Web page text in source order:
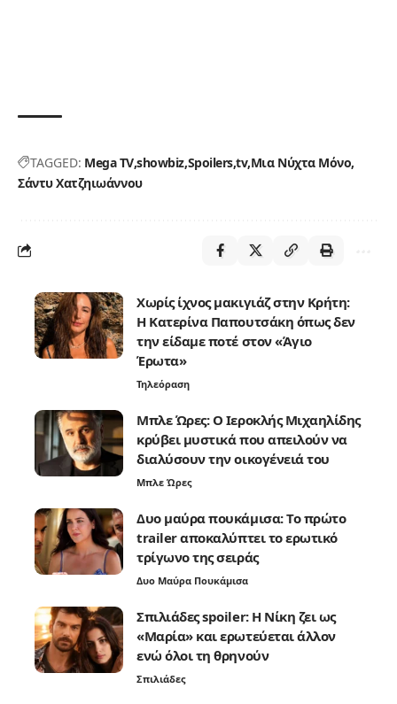
TAGGED: Mega TVshowbiz Spoilerstv Μια Νύχτα Μόνο
Σάντυ Χατζηιωάννου
Χωρίς ίχνος μακιγιάζ στην Κρήτη:
Η Κατερίνα Παπουτσάκη όπως δεν
την είδαμε ποτέ στον «Άγιο
Έρωτα»
Τηλεόραση
Μπλε Ώρες: Ο Ιεροκλής Μιχαηλίδης
κρύβει μυστικά που απειλούν να
διαλύσουν την οικογένειά του
Μπλε Ώρες
Δυο μαύρα πουκάμισα: Το πρώτο
trailer αποκαλύπτει το ερωτικό
τρίγωνο της σειράς
Δυο Μαύρα Πουκάμισα
Σπιλιάδες spoiler: Η Νίκη ζει ως
«Μαρία» και ερωτεύεται άλλον
ενώ όλοι τη θρηνούν
Σπιλιάδες